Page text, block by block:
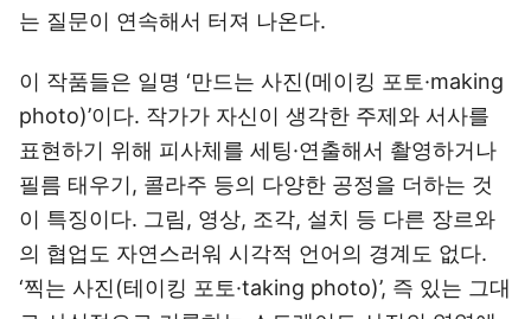
는 질문이 연속해서 터져 나온다.
이 작품들은 일명 ‘만드는 사진(메이킹 포토·making
photo)’이다. 작가가 자신이 생각한 주제와 서사를
표현하기 위해 피사체를 세팅·연출해서 촬영하거나
필름 태우기, 콜라주 등의 다양한 공정을 더하는 것
이 특징이다. 그림, 영상, 조각, 설치 등 다른 장르와
의 협업도 자연스러워 시각적 언어의 경계도 없다.
‘찍는 사진(테이킹 포토·taking photo)’, 즉 있는 그대